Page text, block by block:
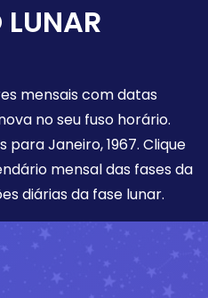
mensais com datas
no seu fuso horário.
para Janeiro, 1967. Clique
mensal das fases da
diárias da fase lunar.